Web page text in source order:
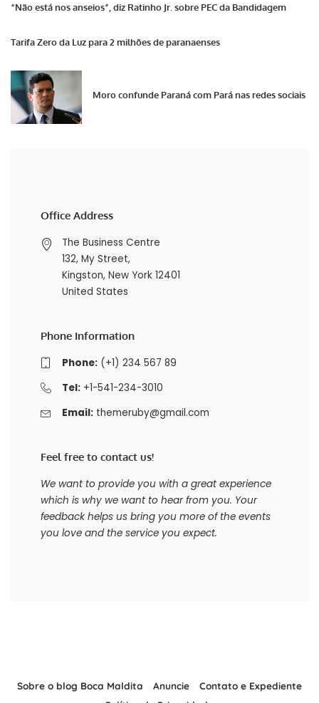
“Não está nos anseios”, diz Ratinho Jr. sobre PEC da Bandidagem
Tarifa Zero da Luz para 2 milhões de paranaenses
Moro confunde Paraná com Pará nas redes sociais
Office Address
The Business Centre
132, My Street,
Kingston, New York 12401
United States
Phone Information
Phone:(+1) 234 567 89
Tel:+1-541-234-3010
Email: themeruby@gmail.com
Feel free to contact us!
We want to provide you with a great experience
which is why we want to hear from you. Your
feedback helps us bring you more of the events
you love and the service you expect.
Sobre o blog Boca Maldita Anuncie
Contato e Expediente